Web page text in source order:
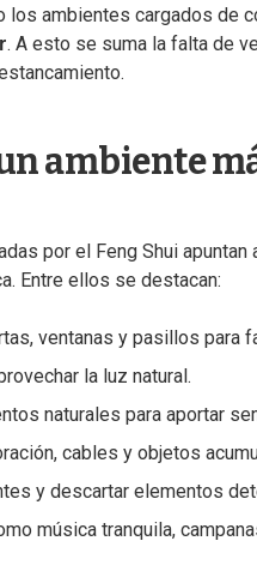
los ambientes cargados de
. A esto se suma la falta de
ambiente
por el Feng Shui
Entre ellos se destacan:
ventanas y pasillos para
la luz natural.
naturales para aportar
cables y objetos
y descartar elementos
música tranquila,